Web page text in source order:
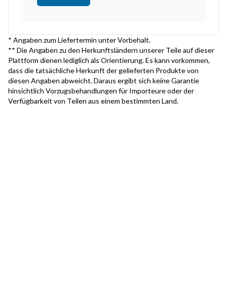
* Angaben zum Liefertermin unter Vorbehalt.
** Die Angaben zu den Herkunftsländern unserer Teile auf dieser
Plattform dienen lediglich als Orientierung. Es kann vorkommen,
dass die tatsächliche Herkunft der gelieferten Produkte von
diesen Angaben abweicht. Daraus ergibt sich keine Garantie
hinsichtlich Vorzugsbehandlungen für Importeure oder der
Verfügbarkeit von Teilen aus einem bestimmten Land.